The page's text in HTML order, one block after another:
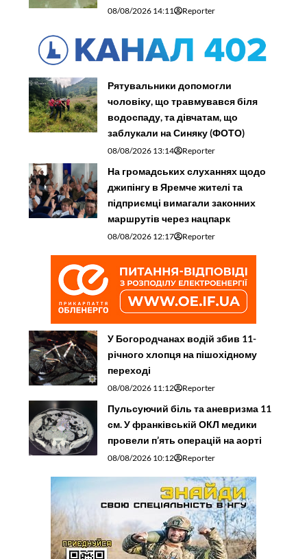
08/08/2026 14:11 Reporter
Рятувальники допомогли
чоловіку, що травмувався біля
водоспаду, та дівчатам, що
заблукали на Синяку (ФОТО)
08/08/2026 13:14 Reporter
На громадських слуханнях щодо
джипінгу в Яремче житeлі та
підприємці вимагали законних
маршрутів через нацпарк
08/08/2026 12:17 Reporter
У Богородчанах водій збив 11-
річного хлопця на пішохідному
переході
08/08/2026 11:12 Reporter
Пульсуючий біль та аневризма 11
см. У франківській ОКЛ медики
провели п’ять операцій на аорті
08/08/2026 10:12 Reporter